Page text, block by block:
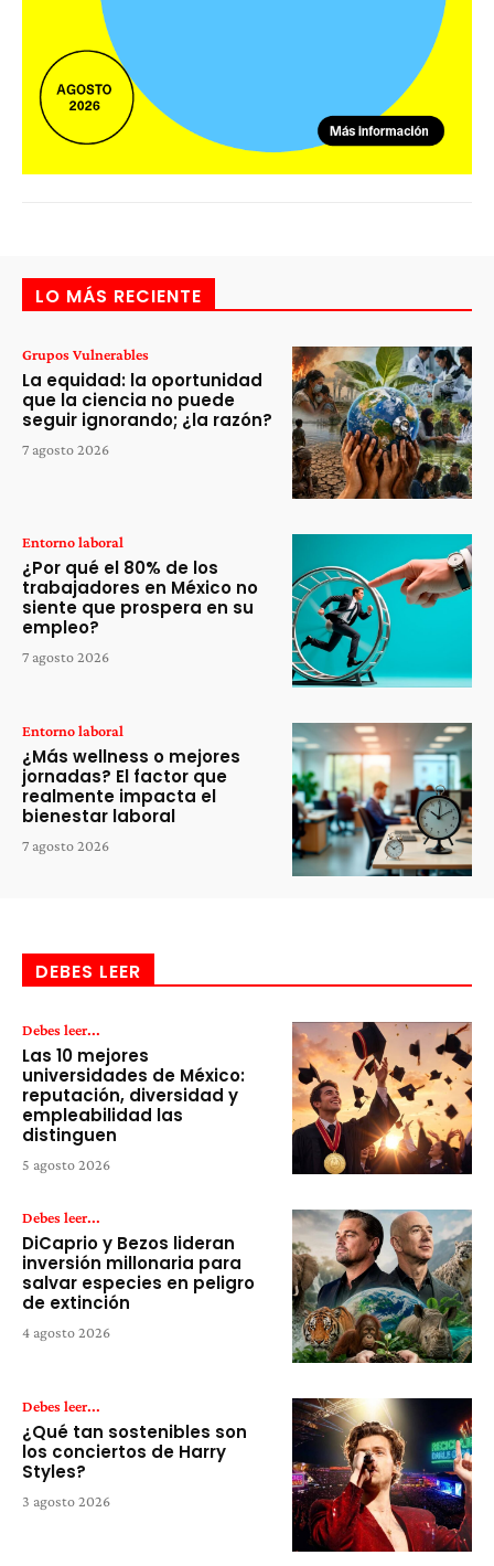
LO MÁS RECIENTE
Grupos Vulnerables
La equidad: la oportunidad
que la ciencia no puede
seguir ignorando; ¿la razón?
7 agosto 2026
Entorno laboral
¿Por qué el 80% de los
trabajadores en México no
siente que prospera en su
empleo?
7 agosto 2026
Entorno laboral
¿Más wellness o mejores
jornadas? El factor que
realmente impacta el
bienestar laboral
7 agosto 2026
DEBES LEER
Debes leer...
Las 10 mejores
universidades de México:
reputación, diversidad y
empleabilidad las
distinguen
5 agosto 2026
Debes leer...
DiCaprio y Bezos lideran
inversión millonaria para
salvar especies en peligro
de extinción
4 agosto 2026
Debes leer...
¿Qué tan sostenibles son
los conciertos de Harry
Styles?
3 agosto 2026